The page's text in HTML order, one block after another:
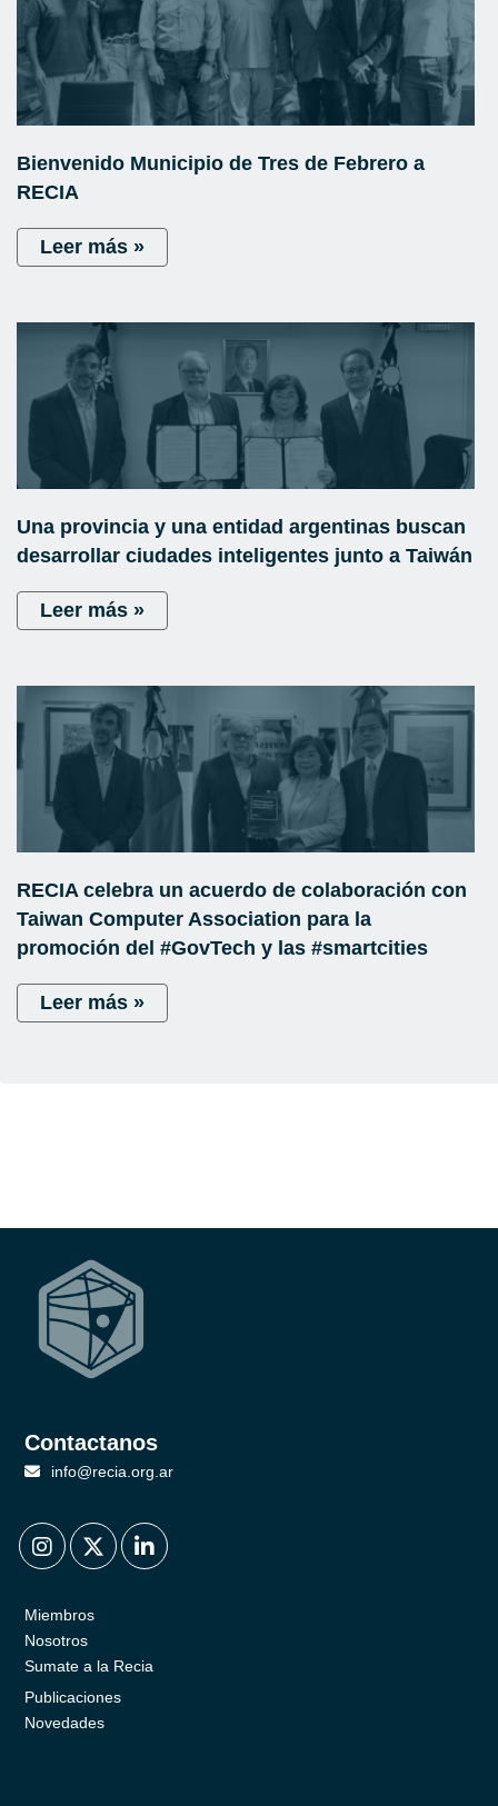
Bienvenido Municipio de Tres de Febrero a
RECIA
Leer más »
Una provincia y una entidad argentinas buscan
desarrollar ciudades inteligentes junto a Taiwán
Leer más »
RECIA celebra un acuerdo de colaboración con
Taiwan Computer Association para la
promoción del #GovTech y las #smartcities
Leer más »
Contactanos
info@recia.org.ar
. . .
Miembros
Nosotros
Sumate a la Recia
Publicaciones
Novedades